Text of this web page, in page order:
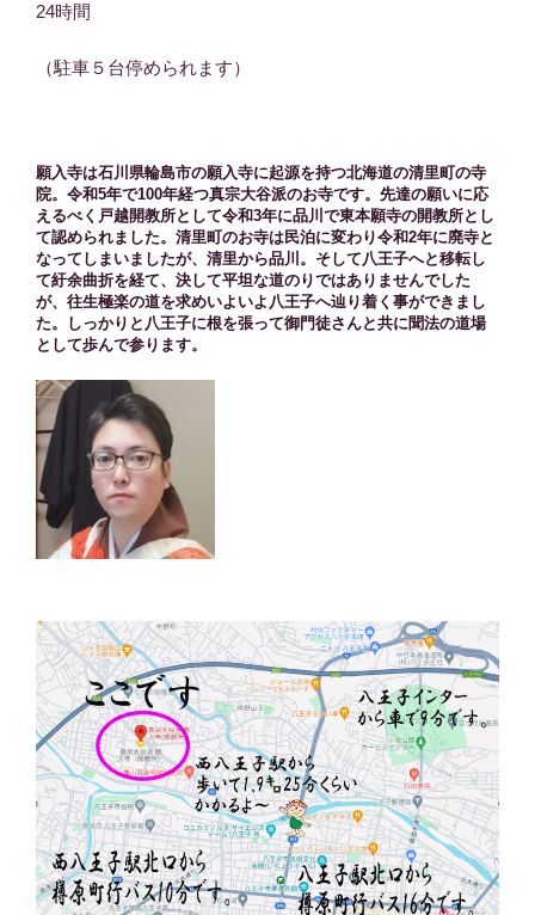
24時間
（駐車５台停められます）
願入寺は石川県輪島市の願入寺に起源を持つ北海道の清里町の寺
院。令和5年で100年経つ真宗大谷派のお寺です。先達の願いに応
えるべく戸越開教所として令和3年に品川で東本願寺の開教所とし
て認められました。清里町のお寺は民泊に変わり令和2年に廃寺と
なってしまいましたが、清里から品川。そして八王子へと移転し
て紆余曲折を経て、決して平坦な道のりではありませんでした
が、往生極楽の道を求めいよいよ八王子へ辿り着く事ができまし
た。しっかりと八王子に根を張って御門徒さんと共に聞法の道場
として歩んで参ります。